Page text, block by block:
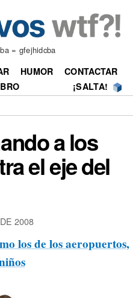
= gfejhidcba
HUMOR
CONTACTAR
¡SALTA!
a los
el eje del
2008
los de los aeropuertos,